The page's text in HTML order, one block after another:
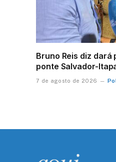
Bruno Reis diz
ponte Salvador-
7 de agosto de 2026